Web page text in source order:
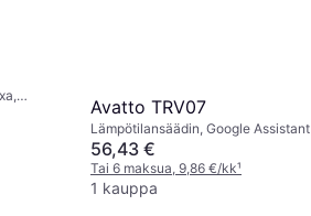
Avatto TRV07
Lämpötilansäädin, Google Assistant
56,43 €
Tai 6 maksua, 9,86 €/kk¹
1 kauppa